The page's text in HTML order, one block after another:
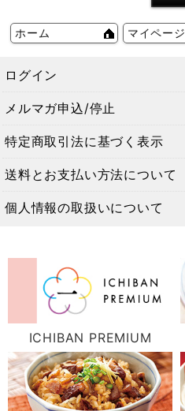
ホーム マイページ
ログイン
メルマガ申込/停止
特定商取引法に基づく表示
送料とお支払い方法について
個人情報の取扱いについて
ICHIBAN PREMIUM